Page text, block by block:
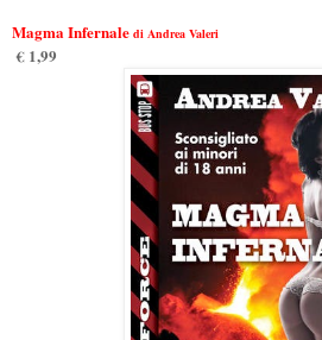
Magma Infernale di Andrea Valeri
€ 1,99